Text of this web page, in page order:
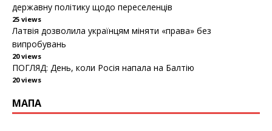
державну політику щодо переселенців
25 views
Латвія дозволила українцям міняти «права» без
випробувань
20 views
ПОГЛЯД: День, коли Росія напала на Балтію
20 views
МАПА